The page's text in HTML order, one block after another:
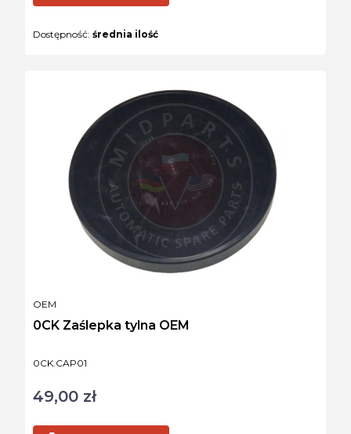
Dostępność: średnia ilość
Kod produktu
0CK.CAP01
0CK Zaślepka tylna OEM
PRODUCENT
OEM
Cena
49,00 zł